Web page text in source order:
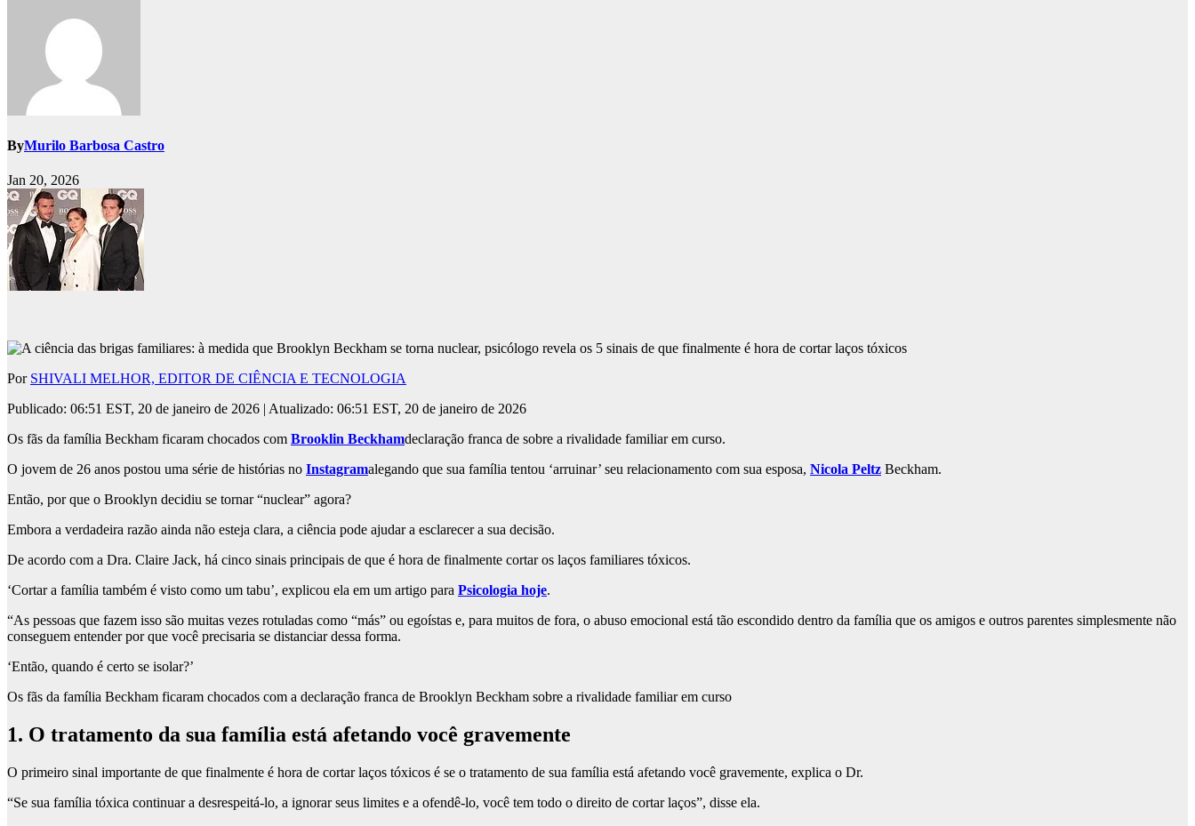
ByMurilo Barbosa Castro
Jan 20, 2026
Por SHIVALI MELHOR, EDITOR DE CIÊNCIA E TECNOLOGIA
Publicado: 06:51 EST, 20 de janeiro de 2026 | Atualizado: 06:51 EST, 20 de janeiro de 2026
Os fãs da família Beckham ficaram chocados com Brooklin Beckhamdeclaração franca de sobre a rivalidade familiar em curso.
O jovem de 26 anos postou uma série de histórias no Instagramalegando que sua família tentou ‘arruinar’ seu relacionamento com sua esposa, Nicola Peltz Beckham.
Então, por que o Brooklyn decidiu se tornar “nuclear” agora?
Embora a verdadeira razão ainda não esteja clara, a ciência pode ajudar a esclarecer a sua decisão.
De acordo com a Dra. Claire Jack, há cinco sinais principais de que é hora de finalmente cortar os laços familiares tóxicos.
‘Cortar a família também é visto como um tabu’, explicou ela em um artigo para Psicologia hoje.
“As pessoas que fazem isso são muitas vezes rotuladas como “más” ou egoístas e, para muitos de fora, o abuso emocional está tão escondido dentro da família que os amigos e outros parentes simplesmente não
conseguem entender por que você precisaria se distanciar dessa forma.
‘Então, quando é certo se isolar?’
Os fãs da família Beckham ficaram chocados com a declaração franca de Brooklyn Beckham sobre a rivalidade familiar em curso
1. O tratamento da sua família está afetando você gravemente
O primeiro sinal importante de que finalmente é hora de cortar laços tóxicos é se o tratamento de sua família está afetando você gravemente, explica o Dr.
“Se sua família tóxica continuar a desrespeitá-lo, a ignorar seus limites e a ofendê-lo, você tem todo o direito de cortar laços”, disse ela.